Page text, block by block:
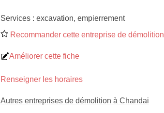
Services : excavation, empierrement
Recommander cette entreprise de démolition
Améliorer cette fiche
Renseigner les horaires
Autres entreprises de démolition à Chandai